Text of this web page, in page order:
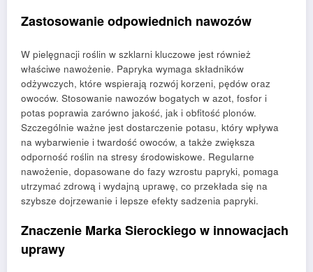
Zastosowanie odpowiednich nawozów
W pielęgnacji roślin w szklarni kluczowe jest również
właściwe nawożenie. Papryka wymaga składników
odżywczych, które wspierają rozwój korzeni, pędów oraz
owoców. Stosowanie nawozów bogatych w azot, fosfor i
potas poprawia zarówno jakość, jak i obfitość plonów.
Szczególnie ważne jest dostarczenie potasu, który wpływa
na wybarwienie i twardość owoców, a także zwiększa
odporność roślin na stresy środowiskowe. Regularne
nawożenie, dopasowane do fazy wzrostu papryki, pomaga
utrzymać zdrową i wydajną uprawę, co przekłada się na
szybsze dojrzewanie i lepsze efekty sadzenia papryki.
Znaczenie Marka Sierockiego w innowacjach
uprawy